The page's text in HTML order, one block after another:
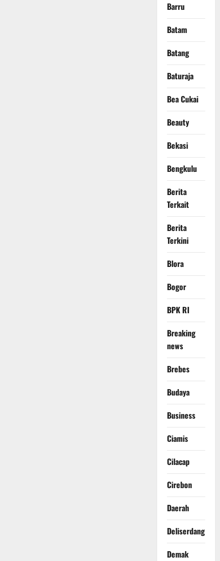
Barru
Batam
Batang
Baturaja
Bea Cukai
Beauty
Bekasi
Bengkulu
Berita
Terkait
Berita
Terkini
Blora
Bogor
BPK RI
Breaking
news
Brebes
Budaya
Business
Ciamis
Cilacap
Cirebon
Daerah
Deliserdang
Demak